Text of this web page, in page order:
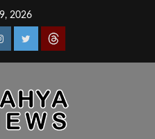
2026